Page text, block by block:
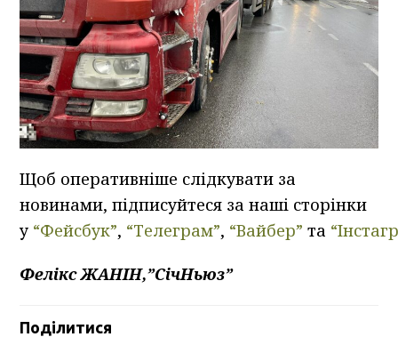
Щоб оперативніше слідкувати за
новинами, підписуйтеся за наші сторінки
у “Фейсбук”, “Телеграм”, “Вайбер” та
Фелікс ЖАНІН,”СічНьюз”
Поділитися